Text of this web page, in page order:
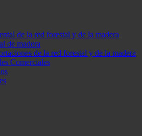
de la red forestal y de la madera
de madera
de la red forestal y de la madera
Comerciales